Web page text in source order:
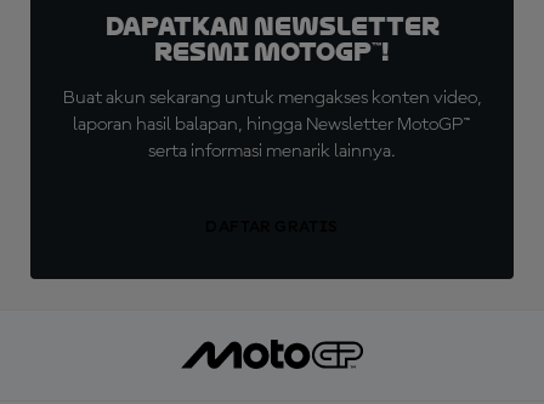
Dapatkan Newsletter
Resmi MotoGP™!
Buat akun sekarang untuk mengakses konten video,
laporan hasil balapan, hingga Newsletter MotoGP™
serta informasi menarik lainnya.